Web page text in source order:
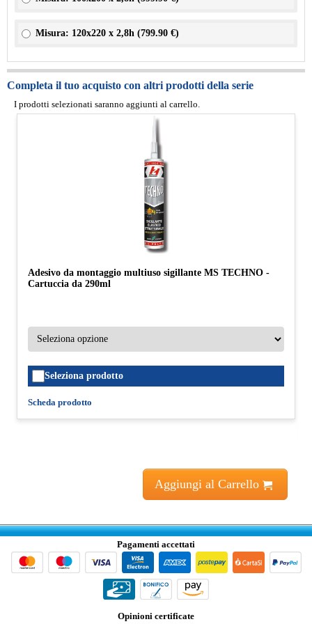
Misura: 120x220 x 2,8h (799.90 €)
Completa il tuo acquisto con altri prodotti della serie
I prodotti selezionati saranno aggiunti al carrello.
Adesivo da montaggio multiuso sigillante MS TECHNO -
Cartuccia da 290ml
Seleziona prodotto
Scheda prodotto
Aggiungi al Carrello
Pagamenti accettati
Opinioni certificate